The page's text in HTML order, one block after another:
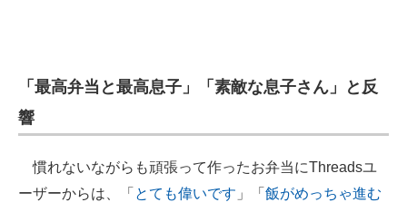
「最高弁当と最高息子」「素敵な息子さん」と反
響
慣れないながらも頑張って作ったお弁当にThreadsユ
ーザーからは、「 とても偉いです 」「 飯がめっちゃ進む